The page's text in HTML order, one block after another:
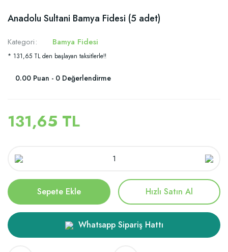
Anadolu Sultani Bamya Fidesi (5 adet)
Kategori Bamya Fidesi
* 131,65 TL den başlayan taksitlerle!!
0.00 Puan - 0 Değerlendirme
131,65 TL
Sepete Ekle Hızlı Satın Al
Whatsapp Sipariş Hattı